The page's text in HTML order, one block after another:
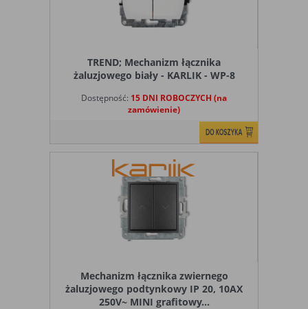
TREND; Mechanizm łącznika
żaluzjowego biały - KARLIK - WP-8
Dostępność: 15 DNI ROBOCZYCH (na
zamówienie)
Mechanizm łącznika zwiernego
żaluzjowego podtynkowy IP 20, 10AX
250V~ MINI grafitowy...